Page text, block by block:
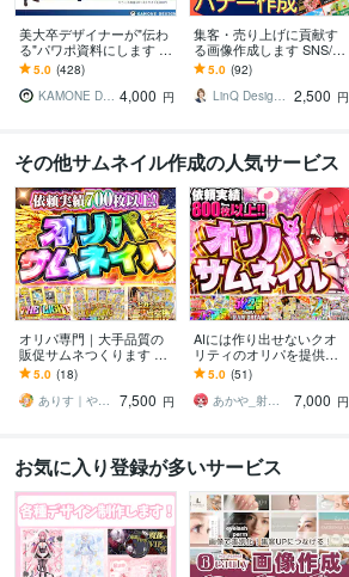
美大卒デザイナーが"伝わ
る"パワポ資料にします 美
大卒×ビジネススキルであ
なたの資料をさらにハイ
クオリティに
5.0 (428)
KAMONE Design 4,000 円
集客・売り上げに貢献す
る画像作成します SNS/ヘ
ッダーなどWEB画像全般
お任せください
5.0 (92)
LinQ Design │ 伊藤遥 2,500 円
その他サムネイル作成の人気サービス
オリパ専門｜大手品質の
販促サムネつくります 派
手で高視認性な引きたく
なる1枚を作ります！
5.0 (18)
ありす｜やさしさと笑顔のデザイン屋
7,500 円
AIには作り出せないクオ
リティのオリパを提供し
ます 射倖心を煽るギラギ
ラ文字作れます！
5.0 (51)
あかや_射幸心煽る系女子
7,000 円
お気に入り登録が多いサービス